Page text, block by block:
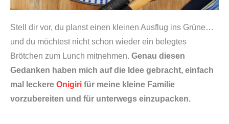
Stell dir vor, du planst einen kleinen Ausflug ins Grüne…
und du möchtest nicht schon wieder ein belegtes
Brötchen zum Lunch mitnehmen. Genau diesen
Gedanken haben mich auf die Idee gebracht, einfach
mal leckere Onigiri für meine kleine Familie
vorzubereiten und für unterwegs einzupacken.